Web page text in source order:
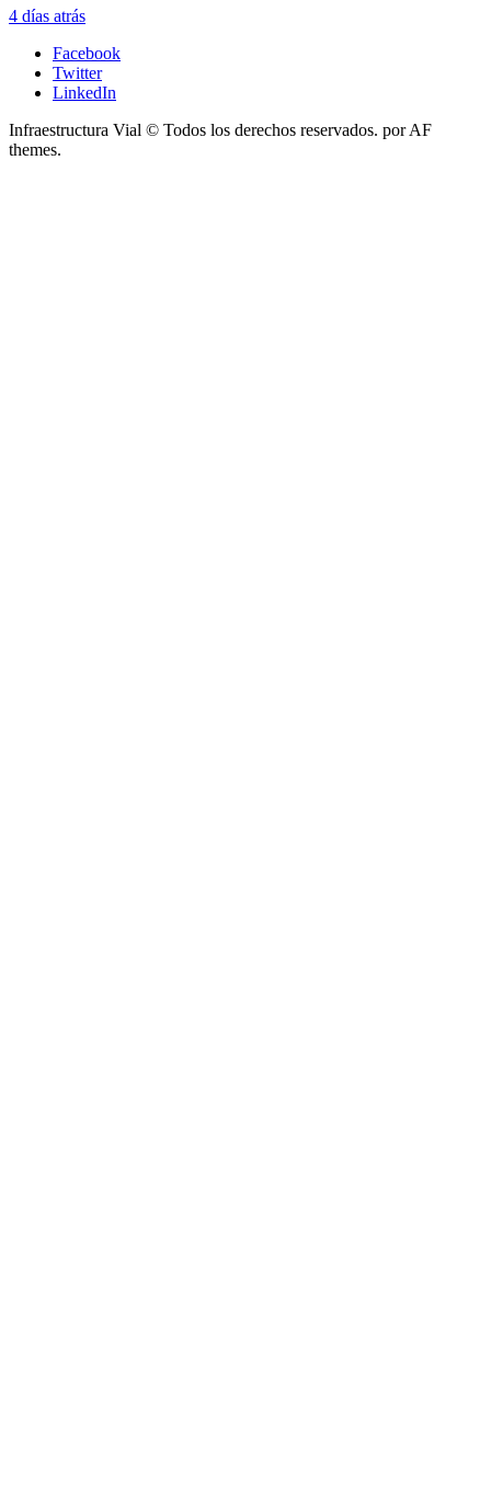
4 días atrás
Facebook
Twitter
LinkedIn
Infraestructura Vial © Todos los derechos reservados. por AF
themes.